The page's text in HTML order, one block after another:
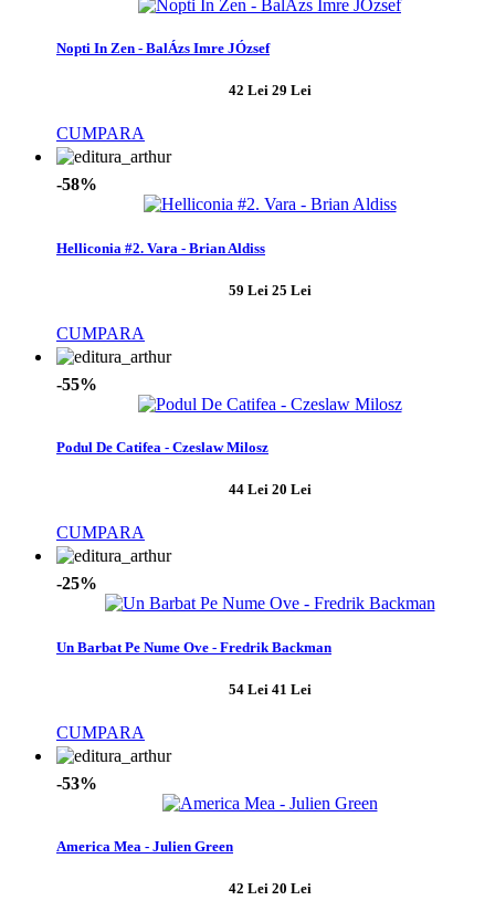
Nopti In Zen - BalÁzs Imre JÓzsef
42 Lei29 Lei
CUMPARA
-58%
Helliconia #2. Vara - Brian Aldiss
59 Lei 25 Lei
CUMPARA
-55%
Podul De Catifea - Czeslaw Milosz
44 Lei20 Lei
CUMPARA
-25%
Un Barbat Pe Nume Ove - Fredrik Backman
54 Lei 41 Lei
CUMPARA
-53%
America Mea - Julien Green
42 Lei20 Lei